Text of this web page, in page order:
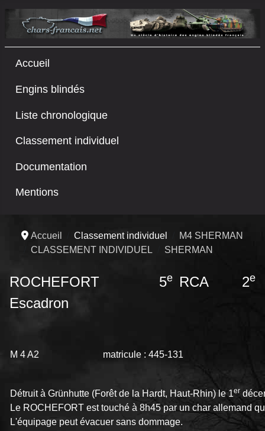
Accueil
Engins blindés
Liste chronologique
Classement individuel
Documentation
Mentions
Accueil Classement individuel
M4 SHERMAN
CLASSEMENT INDIVIDUEL
SHERMAN
ROCHEFORT 5eRCA 2e
Escadron
M 4 A2 matricule : 445-131
Détruit à Grünhutte (Forêt de la Hardt, Haut-Rhin) le 1er
Le ROCHEFORT est touché à 8h45 par un char allemand
L'équipage peut évacuer sans dommage.